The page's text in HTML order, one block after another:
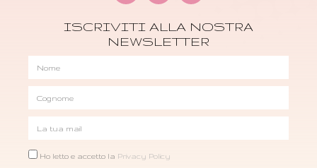
ISCRIVITI ALLA NOSTRA
NEWSLETTER
Ho letto e accetto la Privacy Policy